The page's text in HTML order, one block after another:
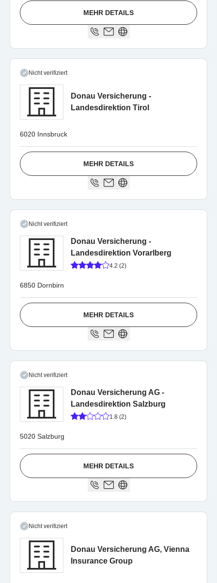
MEHR DETAILS
Nicht verifiziert
Donau Versicherung -
Landesdirektion Tirol
6020 Innsbruck
MEHR DETAILS
Nicht verifiziert
Donau Versicherung -
Landesdirektion Vorarlberg
4.2 (2)
6850 Dornbirn
MEHR DETAILS
Nicht verifiziert
Donau Versicherung AG -
Landesdirektion Salzburg
1.8 (2)
5020 Salzburg
MEHR DETAILS
Nicht verifiziert
Donau Versicherung AG, Vienna
Insurance Group